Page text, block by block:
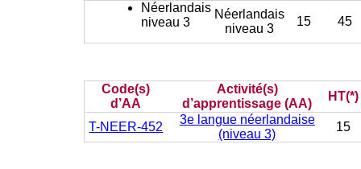
Néerlandais
niveau 3
Néerlandais
niveau 3
15 45
Code(s)
d’AA
Activité(s)
d’apprentissage (AA)
HT(*)
T-NEER-452
3e langue néerlandaise
(niveau 3)
15